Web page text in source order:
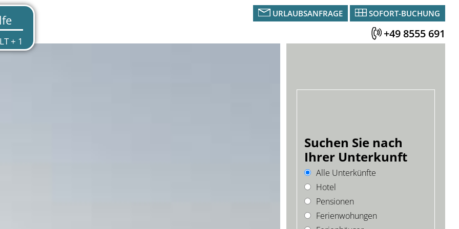
URLAUBSANFRAGE SOFORT-BUCHUNG
+49 8555 691
Suchen Sie nach
Ihrer Unterkunft
Alle Unterkünfte
Hotel
Pensionen
Ferienwohungen